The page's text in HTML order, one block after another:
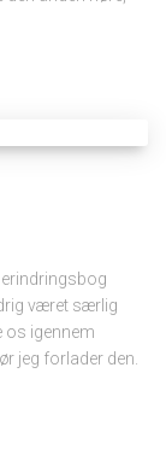
erindringsbog
været særlig
os igennem
jeg forlader den.